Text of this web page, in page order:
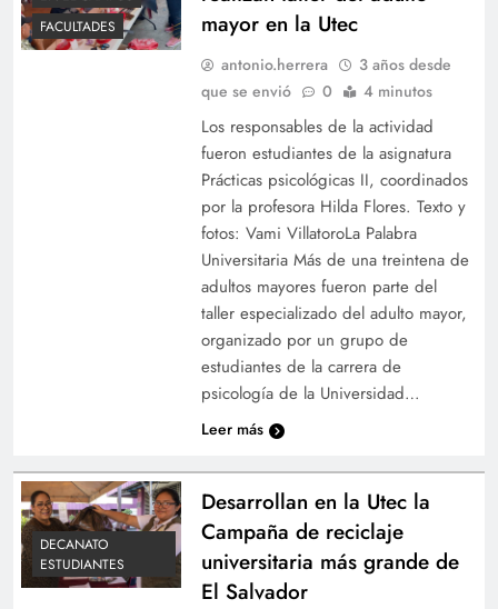
FACULTADES
mayor en la Utec
antonio.herrera
3 años desde
que se envió
0 4 minutos
Los responsables de la actividad
fueron estudiantes de la asignatura
Prácticas psicológicas II, coordinados
por la profesora Hilda Flores. Texto y
fotos: Vami VillatoroLa Palabra
Universitaria Más de una treintena de
adultos mayores fueron parte del
taller especializado del adulto mayor,
organizado por un grupo de
estudiantes de la carrera de
psicología de la Universidad…
Leer más
DECANATO
ESTUDIANTES
Desarrollan en la Utec la
Campaña de reciclaje
universitaria más grande de
El Salvador